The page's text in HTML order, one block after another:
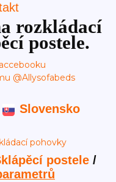
rozkládací
postele.
Slovensko
postele/